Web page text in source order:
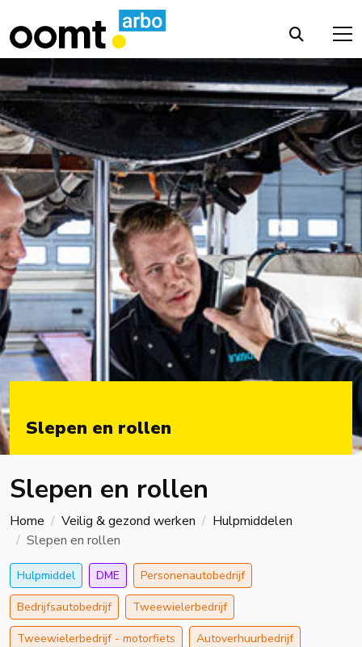
Slepen en rollen
Slepen en rollen
Home Veilig & gezond werken
Hulpmiddelen
Slepen en rollen
Hulpmiddel DME Personenautobedrijf
Bedrijfsautobedrijf Tweewielerbedrijf
Tweewielerbedrijf - motorfiets Autoverhuurbedrijf